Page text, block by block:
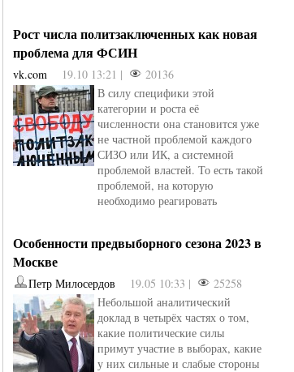
Рост числа политзаключенных как новая
проблема для ФСИН
vk.com 19.10 13:21 |
20136
В силу специфики этой
категории и роста её
численности она становится уже
не частной проблемой каждого
СИЗО или ИК, а системной
проблемой властей. То есть такой
проблемой, на которую
необходимо реагировать
Особенности предвыборного сезона 2023 в
Москве
Петр Милосердов 19.05 10:33 |
25258
Небольшой аналитический
доклад в четырёх частях о том,
какие политические силы
примут участие в выборах, какие
у них сильные и слабые стороны